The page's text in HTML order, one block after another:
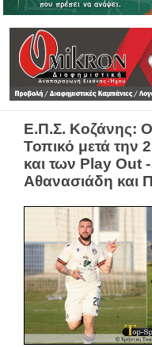
Ε.Π.Σ. Κοζάνης:
Τοπικό μετά την
και των Play
Αθανασιάδη και